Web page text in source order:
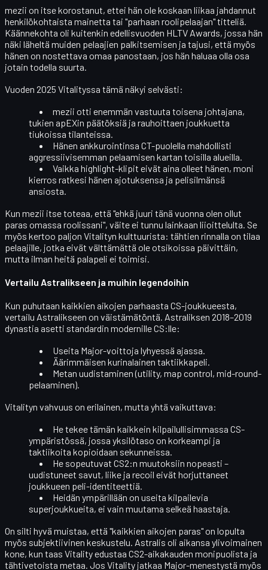
mezii on itse korostanut, ettei hän ole koskaan liikaa jahdannut
henkilökohtaista mainetta tai "parhaan roolipelaajan" titteliä.
Käännekohta oli kuitenkin edellisvuoden HLTV Awards, jossa hän
näki läheltä muiden pelaajien palkitsemisen ja tajusi, että myös
hänen on nostettava omaa panostaan, jos hän haluaa olla osa
jotain todella suurta.
Vuoden 2025 Vitalityssa tämä näkyi selvästi:
mezii otti enemmän vastuuta toisena johtajana,
tukien apEXin päätöksiä ja rauhoittaen joukkuetta
tiukoissa tilanteissa.
Hänen ankkurointinsa CT-puolella mahdollisti
aggressiivisemman pelaamisen kartan toisilla alueilla.
Vaikka highlight-klipit eivät aina olleet hänen, moni
kierros ratkesi hänen ajotuksensa ja pelisilmänsä
ansiosta.
Kun mezii itse toteaa, että "ehkä juuri tänä vuonna olen ollut
paras omassa roolissani", väite ei tunnu lainkaan liioittelulta. Se
myös kertoo paljon Vitalityn kulttuurista: tähtien rinnalla on tilaa
pelaajille, jotka eivät välttämättä ole otsikoissa päivittäin,
mutta ilman heitä palapeli ei toimisi.
Vertailu Astralikseen ja muihin legendoihin
Kun puhutaan kaikkien aikojen parhaasta CS-joukkueesta,
vertailu Astralikseen on väistämätöntä. Astraliksen 2018–2019
dynastia asetti standardin modernille CS:lle:
Useita Major-voittoja lyhyessä ajassa.
Äärimmäisen kurinalainen taktiikkapeli.
Metan uudistaminen (utility, map control, mid-round-
pelaaminen).
Vitalityn vahvuus on erilainen, mutta yhtä vaikuttava:
He tekee tämän kaikkein kilpailullisimmassa CS-
ympäristössä, jossa yksilötaso on korkeampi ja
taktiikoita kopioidaan sekunneissa.
He sopeutuvat CS2:n muutoksiin nopeasti –
uudistuneet savut, liike ja recoil eivät horjuttaneet
joukkueen peli-identiteettiä.
Heidän ympärillään on useita kilpailevia
superjoukkueita, ei vain muutama selkeä haastaja.
On silti hyvä muistaa, että "kaikkien aikojen paras" on lopulta
myös subjektiivinen keskustelu. Astralis oli aikansa ylivoimainen
kone, kun taas Vitality edustaa CS2-aikakauden monipuolista ja
tähtivetoista metaa. Jos Vitality jatkaa Major-menestystä myös